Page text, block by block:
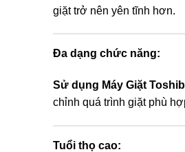
giặt trở nên yên tĩnh hơn.
Đa dạng chức năng:
Sử dụng Máy Giặt
chỉnh quá trình giặt phù
Tuổi thọ cao: